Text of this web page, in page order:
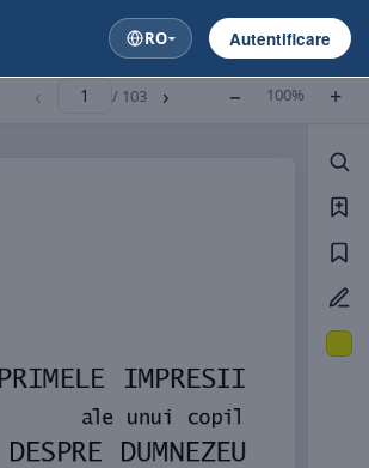
RO Autentificare
‹ / 103 › − 100% +
PRIM ELE IM PRESII
ale unui copi
DESPRE DUM N EZEU